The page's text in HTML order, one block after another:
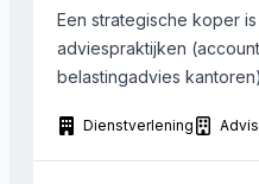
Een strategische koper
adviespraktijken
belastingadvies
miljoen omzet.
Dienstverlening